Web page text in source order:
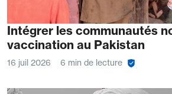
Intégrer les communautés
vaccination au Pakistan
16 juil 2026 6 min de lecture